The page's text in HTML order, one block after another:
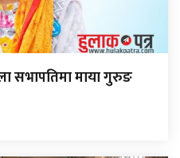
सभापतिमा माया गुरुङ